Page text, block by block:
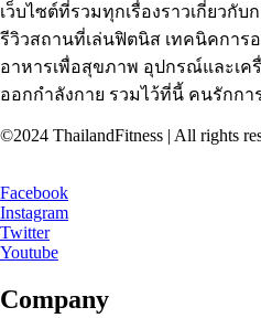
เว็บไซต์ที่รวมทุกเรื่องราวเกี่ยวกั
รีวิวสถานที่เล่นฟิตนิส เทคนิคการ
อาหารเพื่อสุขภาพ อุปกรณ์และเค
ออกกำลังกาย รวมไว้ที่นี้ คนรักก
©2024 ThailandFitness | All rights
Facebook
Instagram
Twitter
Youtube
Company